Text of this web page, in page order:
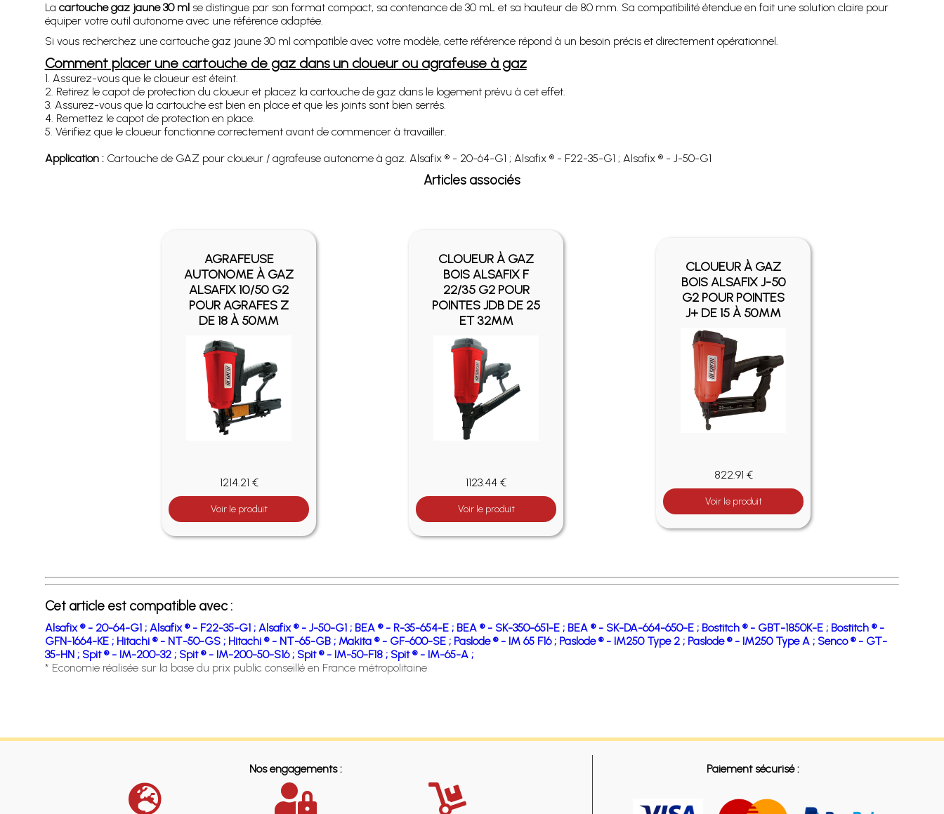
La cartouche gaz jaune 30 mlse distingue par son format compact, sa contenance de 30 mL et sa hauteur de 80 mm. Sa compatibilité étendue en fait une solution claire pour
équiper votre outil autonome avec une référence adaptée.
Si vous recherchez une cartouche gaz jaune 30 ml compatible avec votre modèle, cette référence répond à un besoin précis et directement opérationnel.
Comment placer une cartouche de gaz dans un cloueur ou agrafeuse à gaz
1. Assurez-vous que le cloueur est éteint.
2. Retirez le capot de protection du cloueur et placez la cartouche de gaz dans le logement prévu à cet effet.
3. Assurez-vous que la cartouche est bien en place et que les joints sont bien serrés.
4. Remettez le capot de protection en place.
5. Vérifiez que le cloueur fonctionne correctement avant de commencer à travailler.
Application :Cartouche de GAZ pour cloueur / agrafeuse autonome à gaz. Alsafix ® - 20-64-G1 ; Alsafix ® - F22-35-G1 ; Alsafix ® - J-50-G1
Articles associés
AGRAFEUSE
AUTONOME À GAZ
ALSAFIX 10/50 G2
POUR AGRAFES Z
DE 18 À 50MM
1214.21 €
Voir le produit
CLOUEUR À GAZ
BOIS ALSAFIX F
22/35 G2 POUR
POINTES JDB DE 25
ET 32MM
1123.44 €
Voir le produit
CLOUEUR À GAZ
BOIS ALSAFIX J-50
G2 POUR POINTES
J+ DE 15 À 50MM
822.91 €
Voir le produit
Cet article est compatible avec :
Alsafix ® - 20-64-G1 ; Alsafix ® - F22-35-G1 ; Alsafix ® - J-50-G1 ; BEA ® - R-35-654-E ; BEA ® - SK-350-651-E ; BEA ® - SK-DA-664-650-E ; Bostitch ® - GBT-1850K-E ; Bostitch ® -
GFN-1664-KE ; Hitachi ® - NT-50-GS ; Hitachi ® - NT-65-GB ; Makita ® - GF-600-SE ; Paslode ® - IM 65 F16 ; Paslode ® - IM250 Type 2 ; Paslode ® - IM250 Type A ; Senco ® - GT-
35-HN ; Spit ® - IM-200-32 ; Spit ® - IM-200-50-S16 ; Spit ® - IM-50-F18 ; Spit ® - IM-65-A ;
* Economie réalisée sur la base du prix public conseillé en France métropolitaine
Nos engagements : Paiement sécurisé :